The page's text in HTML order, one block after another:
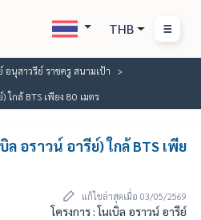
THB
อนุสาวรีย์ ราชครู สนามเป้า
ใกล้ BTS เพียง 80 เมตร
ล อราวน์ อารีย์) ใกล้ BTS เพีย
แก้ไขล่าสุดเมื่อ 03/05/2569
โครงการ : โนเบิล อราวน์ อารีย์